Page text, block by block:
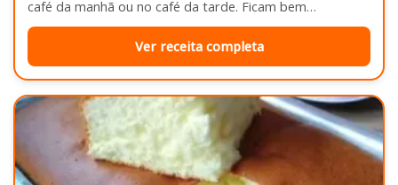
café da manhã ou no café da tarde. Ficam bem
douradinhas por…
Ver receita completa